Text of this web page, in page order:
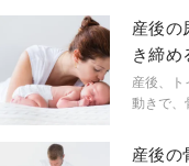
産後の
き締め
産後、
動きで、
てみて！
産後の